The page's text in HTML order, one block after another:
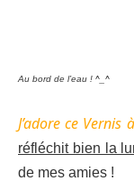
Au bord de l’eau ! ^_^
J’adore ce Vernis
réfléchit bien la
de mes amies !